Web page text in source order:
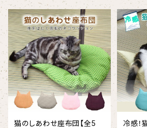
猫のしあわせ座布団【全5
冷感！